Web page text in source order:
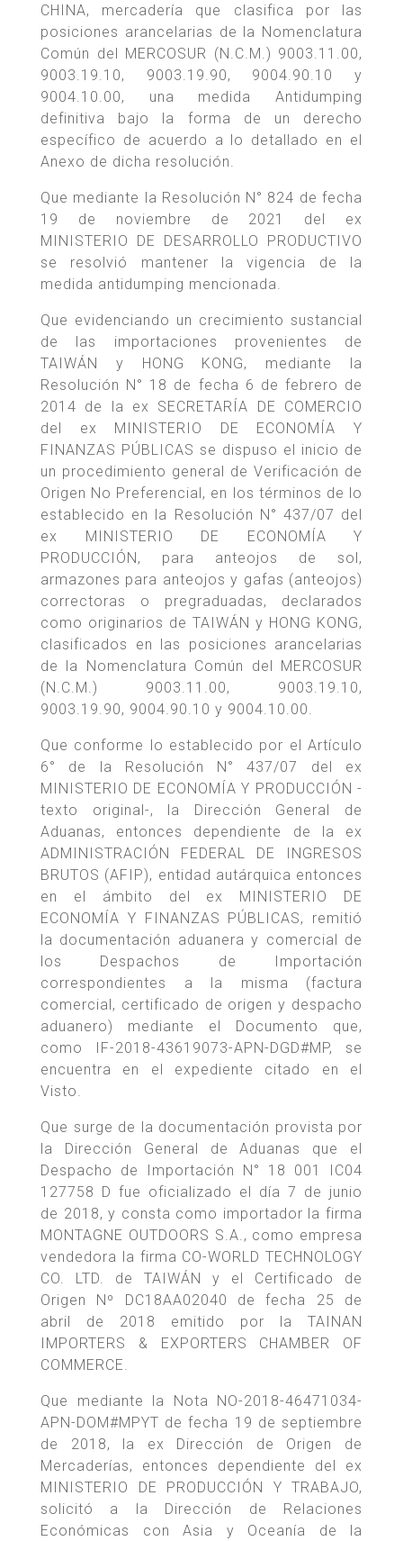
CHINA, mercadería que clasifica por las
posiciones arancelarias de la Nomenclatura
Común del MERCOSUR (N.C.M.) 9003.11.00,
9003.19.10, 9003.19.90, 9004.90.10 y
9004.10.00, una medida Antidumping
definitiva bajo la forma de un derecho
específico de acuerdo a lo detallado en el
Anexo de dicha resolución.
Que mediante la Resolución N° 824 de fecha
19 de noviembre de 2021 del ex
MINISTERIO DE DESARROLLO PRODUCTIVO
se resolvió mantener la vigencia de la
medida antidumping mencionada.
Que evidenciando un crecimiento sustancial
de las importaciones provenientes de
TAIWÁN y HONG KONG, mediante la
Resolución N° 18 de fecha 6 de febrero de
2014 de la ex SECRETARÍA DE COMERCIO
del ex MINISTERIO DE ECONOMÍA Y
FINANZAS PÚBLICAS se dispuso el inicio de
un procedimiento general de Verificación de
Origen No Preferencial, en los términos de lo
establecido en la Resolución N° 437/07 del
ex MINISTERIO DE ECONOMÍA Y
PRODUCCIÓN, para anteojos de sol,
armazones para anteojos y gafas (anteojos)
correctoras o pregraduadas, declarados
como originarios de TAIWÁN y HONG KONG,
clasificados en las posiciones arancelarias
de la Nomenclatura Común del MERCOSUR
(N.C.M.) 9003.11.00, 9003.19.10,
9003.19.90, 9004.90.10 y 9004.10.00.
Que conforme lo establecido por el Artículo
6° de la Resolución N° 437/07 del ex
MINISTERIO DE ECONOMÍA Y PRODUCCIÓN -
texto original-, la Dirección General de
Aduanas, entonces dependiente de la ex
ADMINISTRACIÓN FEDERAL DE INGRESOS
BRUTOS (AFIP), entidad autárquica entonces
en el ámbito del ex MINISTERIO DE
ECONOMÍA Y FINANZAS PÚBLICAS, remitió
la documentación aduanera y comercial de
los Despachos de Importación
correspondientes a la misma (factura
comercial, certificado de origen y despacho
aduanero) mediante el Documento que,
como IF-2018-43619073-APN-DGD#MP, se
encuentra en el expediente citado en el
Visto.
Que surge de la documentación provista por
la Dirección General de Aduanas que el
Despacho de Importación N° 18 001 IC04
127758 D fue oficializado el día 7 de junio
de 2018, y consta como importador la firma
MONTAGNE OUTDOORS S.A., como empresa
vendedora la firma CO-WORLD TECHNOLOGY
CO. LTD. de TAIWÁN y el Certificado de
Origen Nº DC18AA02040 de fecha 25 de
abril de 2018 emitido por la TAINAN
IMPORTERS & EXPORTERS CHAMBER OF
COMMERCE.
Que mediante la Nota NO-2018-46471034-
APN-DOM#MPYT de fecha 19 de septiembre
de 2018, la ex Dirección de Origen de
Mercaderías, entonces dependiente del ex
MINISTERIO DE PRODUCCIÓN Y TRABAJO,
solicitó a la Dirección de Relaciones
Económicas con Asia y Oceanía de la